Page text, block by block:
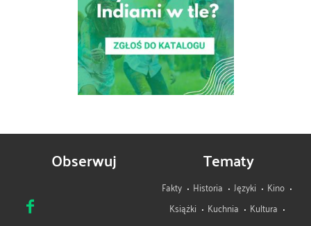
Obserwuj Tematy
Fakty Historia Języki
Kino
Książki
Kuchnia
Kultura